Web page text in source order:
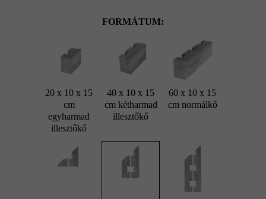
FORMÁTUM:
20 x 10 x 15
cm
egyharmad
illesztőkő
40 x 10 x 15
cm kétharmad
illesztőkő
60 x 10 x 15
cm normálkő